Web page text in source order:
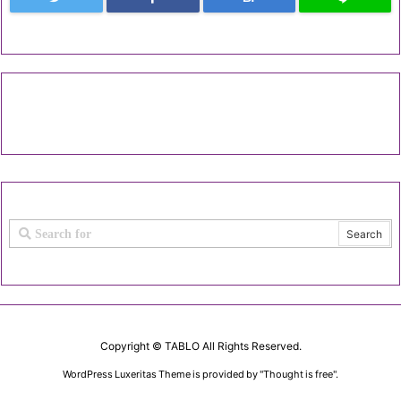
Copyright © TABLOAll Rights Reserved.
WordPress Luxeritas Theme is provided by "Thought is free".